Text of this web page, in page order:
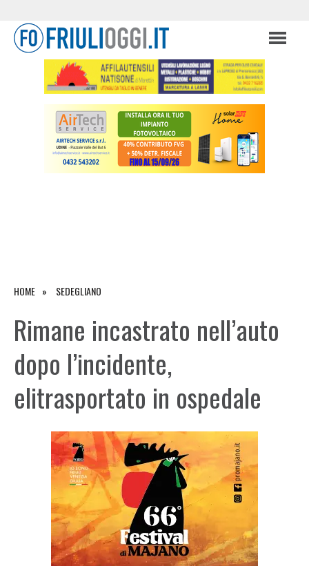
HOME SEDEGLIANO
Rimane incastrato nell’auto
dopo l’incidente,
elitrasportato in ospedale